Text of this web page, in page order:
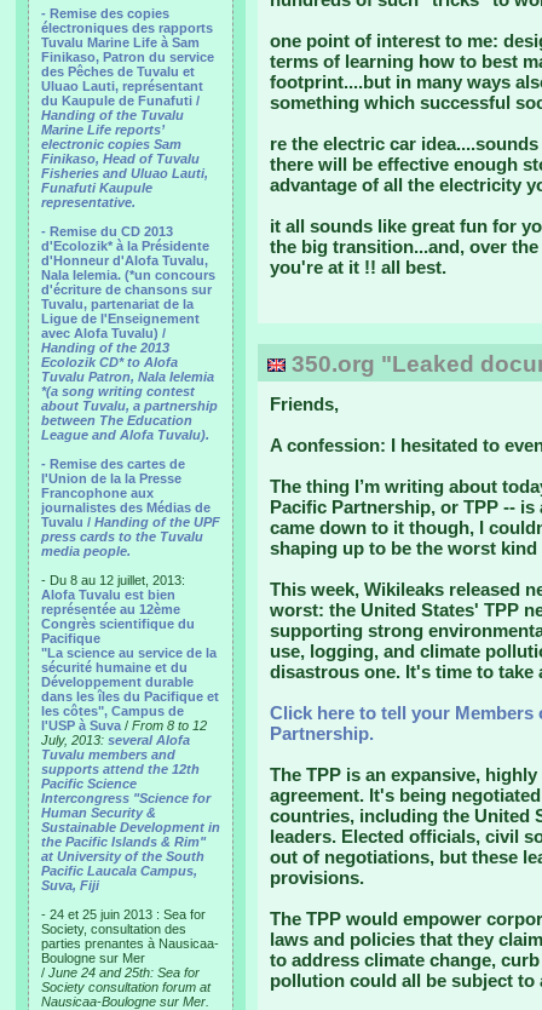
- Remise des copies
électroniques des rapports
Tuvalu Marine Life à Sam
Finikaso, Patron du service
des Pêches de Tuvalu et
Uluao Lauti, représentant
du Kaupule de Funafuti /
Handing of the Tuvalu
Marine Life reports’
electronic copies Sam
Finikaso, Head of Tuvalu
Fisheries and Uluao Lauti,
Funafuti Kaupule
representative.
- Remise du CD 2013
d'Ecolozik* à la Présidente
d'Honneur d'Alofa Tuvalu,
Nala Ielemia. (*un concours
d'écriture de chansons sur
Tuvalu, partenariat de la
Ligue de l'Enseignement
avec Alofa Tuvalu) /
Handing of the 2013
Ecolozik CD* to Alofa
Tuvalu Patron, Nala Ielemia
*(a song writing contest
about Tuvalu, a partnership
between The Education
League and Alofa Tuvalu).
- Remise des cartes de
l'Union de la la Presse
Francophone aux
journalistes des Médias de
Tuvalu / Handing of the UPF
press cards to the Tuvalu
media people.
- Du 8 au 12 juillet, 2013:
Alofa Tuvalu est bien
représentée au 12ème
Congrès scientifique du
Pacifique
"La science au service de la
sécurité humaine et du
Développement durable
dans les îles du Pacifique et
les côtes", Campus de
l'USP à Suva / From 8 to 12
July, 2013: several Alofa
Tuvalu members and
supports attend the 12th
Pacific Science
Intercongress "Science for
Human Security &
Sustainable Development in
the Pacific Islands & Rim"
at University of the South
Pacific Laucala Campus,
Suva, Fiji
- 24 et 25 juin 2013 : Sea for
Society, consultation des
parties prenantes à Nausicaa-
Boulogne sur Mer
/ June 24 and 25th: Sea for
Society consultation forum at
Nausicaa-Boulogne sur Mer.
one point of interest to me:
terms of learning how to best
footprint....but in many ways
something which successful
re the electric car
there will be effective enough
advantage of all the electricity
it all sounds like great fun for
the big transition...and, over
you're at it !! all best.
350.org "Leaked
Friends,
A confession: I hesitated to
The thing I’m writing about
Pacific Partnership, or TPP --
came down to it though, I
shaping up to be the worst
This week, Wikileaks released
worst: the United States' TPP
supporting strong
use, logging, and climate
disastrous one. It's time to take
Click here to tell your
Partnership.
The TPP is an expansive,
agreement. It's being
countries, including the United
leaders. Elected officials, civil
out of negotiations, but these
provisions.
The TPP would empower
laws and policies that they
to address climate change,
pollution could all be subject to